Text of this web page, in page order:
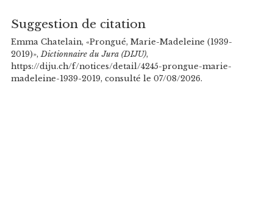
Suggestion de citation
Emma Chatelain, «Prongué, Marie-Madeleine (1939-
2019)», Dictionnaire du Jura (DIJU),
https://diju.ch/f/notices/detail/4245-prongue-marie-
madeleine-1939-2019, consulté le 07/08/2026.